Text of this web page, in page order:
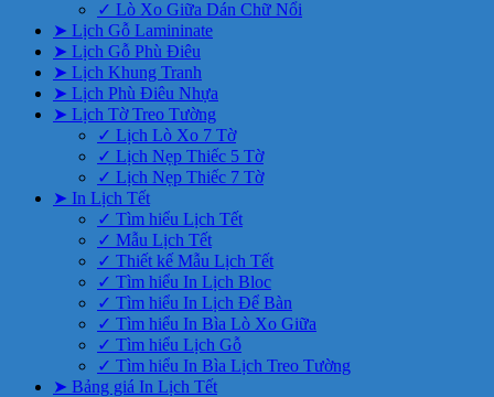
✓ Lò Xo Giữa Dán Chữ Nổi
➤ Lịch Gỗ Lamininate
➤ Lịch Gỗ Phù Điêu
➤ Lịch Khung Tranh
➤ Lịch Phù Điêu Nhựa
➤ Lịch Tờ Treo Tường
✓ Lịch Lò Xo 7 Tờ
✓ Lịch Nẹp Thiếc 5 Tờ
✓ Lịch Nẹp Thiếc 7 Tờ
➤ In Lịch Tết
✓ Tìm hiểu Lịch Tết
✓ Mẫu Lịch Tết
✓ Thiết kế Mẫu Lịch Tết
✓ Tìm hiểu In Lịch Bloc
✓ Tìm hiểu In Lịch Để Bàn
✓ Tìm hiểu In Bìa Lò Xo Giữa
✓ Tìm hiểu Lịch Gỗ
✓ Tìm hiểu In Bìa Lịch Treo Tường
➤ Bảng giá In Lịch Tết